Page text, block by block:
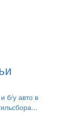
б/у авто в